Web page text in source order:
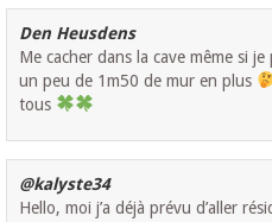
Den Heusdens
Me cacher dans la cave même si
un peu de 1m50 de mur en plus
tous
@kalyste34
Hello, moi j’a déjà prévu d’aller